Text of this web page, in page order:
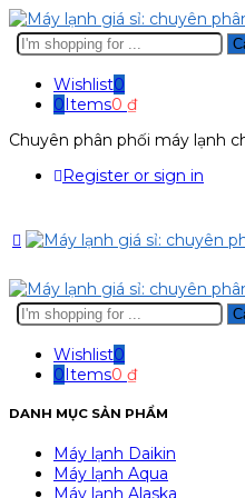
Search
here
Wishlist0
0Items0 ₫
Chuyên phân phối máy lạnh
Register or sign in
Search
here
Wishlist0
0Items0 ₫
DANH MỤC SẢN PHẨM
Máy lạnh Daikin
Máy lạnh Aqua
Máy lạnh Alaska